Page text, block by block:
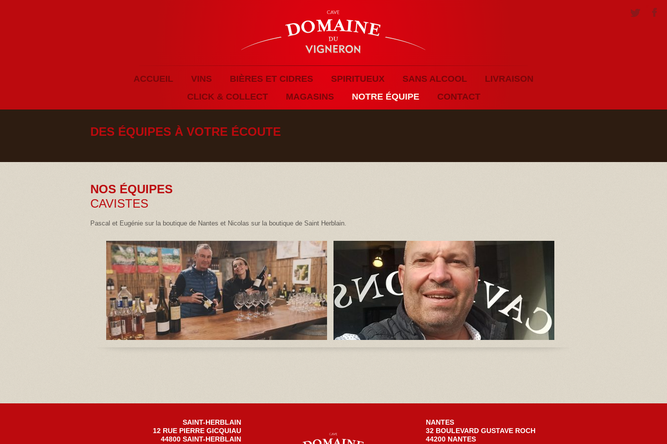
ACCUEIL VINS BIÈRES ET CIDRES SPIRITUEUX SANS ALCOOL
LIVRAISON
CLICK & COLLECT
MAGASINS NOTRE ÉQUIPE CONTACT
DES ÉQUIPES À VOTRE ÉCOUTE
NOS ÉQUIPES
CAVISTES
Pascal et Eugénie sur la boutique de Nantes et Nicolas sur la boutique de Saint Herblain.
SAINT-HERBLAIN
12 RUE PIERRE GICQUIAU
44800 SAINT-HERBLAIN
NANTES
32 BOULEVARD GUSTAVE ROCH
44200 NANTES